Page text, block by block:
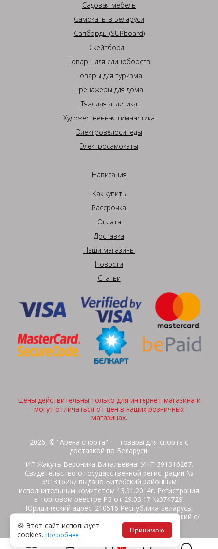
Садовая мебель
Самокаты в Беларуси
Сапборды (SUPboard)
Скейтборды
Товары для единоборств
Товары для туризма
Тренажеры для дома
Тяжелая атлетика
Художественная гимнастика
Электровелосипеды
Электросамокаты
Навигация
Как купить
Рассрочка
Оплата
Доставка
Наши магазины
Новости
Статьи
Цены действительны только для интернет-магазина и
могут отличаться от цен в наших розничных
магазинах.
2026, © "Арена спорта" — товары для спорта с
доставкой по Беларуси.
ИП Жакуть Вероника Витальевна. УНП 391316267.
Свидетельство о государственной регистрации №
391316267 выдано Витебский районным
исполнительным комитетом 13.01.2014г. Регистрация
в торговом реестре РБ от 29.03.17 №374729.
Юридический адрес: 210516 Республика Беларусь,
Витебская область, Витебский район, Бабиничский с/
с, аг.Ольгово, ул.Школьная
Политика защиты данных
0
🍪 Этот сайт использует
cookies. Подробнее
Принимаю